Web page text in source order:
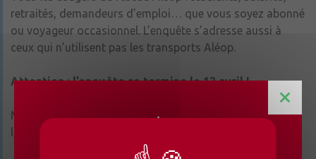
retraités, demandeurs d’emploi… que vous soyez abonné
ou voyageur occasionnel. L’enquête s’adresse aussi à
ceux qui n’utilisent pas les transports Aléop.
Attention : l’enquête se termine le 12 avril !
Merci pour votre participation et bon voyage sur les